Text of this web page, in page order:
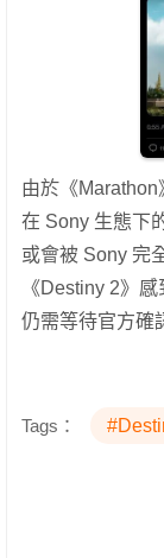
由於《
在 Sony 生態下
或會被 Sony 完
《Destiny 2》
仍需等待官方確
Tags：